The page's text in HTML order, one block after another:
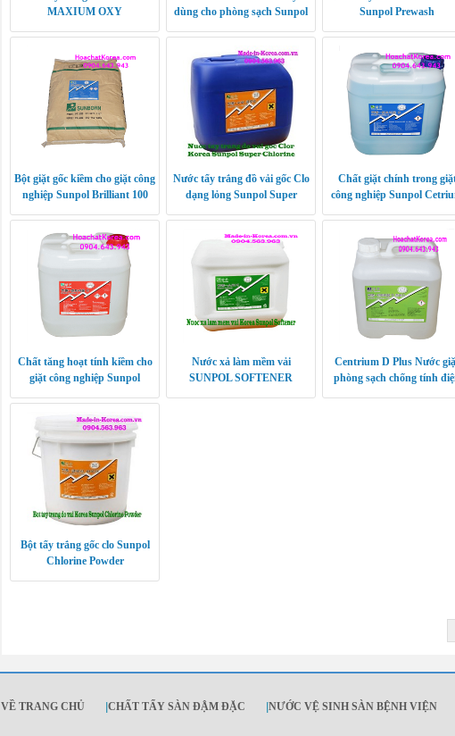
MAXIUM OXY
dùng cho phòng sạch Sunpol
Sunpol Prewash
Bột giặt gốc kiềm cho giặt công
nghiệp Sunpol Brilliant 100
Nước tẩy trắng đồ vải gốc Clo
dạng lỏng Sunpol Super
Chất giặt chính trong
công nghiệp Sunpol
Chất tăng hoạt tính kiềm cho
giặt công nghiệp Sunpol
Nước xả làm mềm vải
SUNPOL SOFTENER
Centrium D Plus Nước
phòng sạch chống tính
Bột tẩy trắng gốc clo Sunpol
Chlorine Powder
VỀ TRANG CHỦ CHẤT TẨY SÀN ĐẬM ĐẶC NƯỚC VỆ SINH SÀN BỆNH VIỆN